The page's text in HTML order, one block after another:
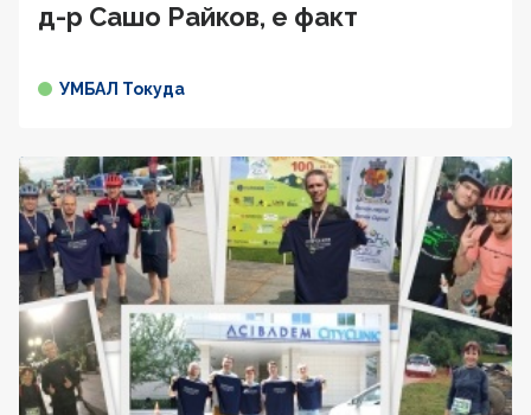
д-р Сашо Райков, е факт
УМБАЛ Токуда